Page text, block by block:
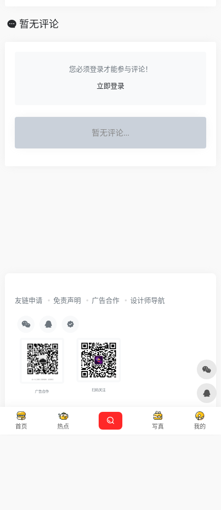
暂无评论
您必须登录才能参与评论！
立即登录
暂无评论...
首页 热点 写真 我的
友链申请 免责声明 广告合作 设计师导航
广告合作 扫码关注
Copyright © 2026沪ICP备2021007899号-5 Designed by 设计资源